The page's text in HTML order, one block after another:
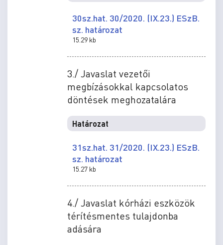
30sz.hat. 30/2020. (IX.23.) ESzB.
sz. határozat
15.29 kb
3./ Javaslat vezetői
megbízásokkal kapcsolatos
döntések meghozatalára
Határozat
31sz.hat. 31/2020. (IX.23.) ESzB.
sz. határozat
15.27 kb
4./ Javaslat kórházi eszközök
térítésmentes tulajdonba
adására